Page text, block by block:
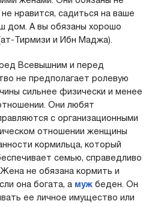
нравится, садиться на ваше
дом. А вы обязаны хорошо
Тирмизи и Ибн Маджа).
Всевышним и перед
не предполагает ролевую
сильнее физически и менее
Они любят
с организационными
отношении женщины
кормильца, который
семью, справедливо
не обязана кормить и
она богата, а мужбеден. Он
ее личное имущество или